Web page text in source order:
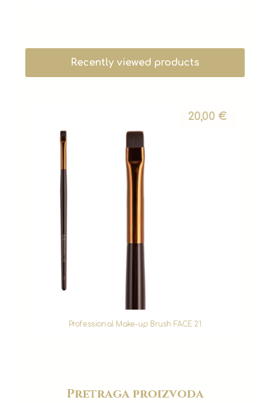
Recently viewed products
Professional Make-up Brush FACE 21
20,00€
Pretraga proizvoda